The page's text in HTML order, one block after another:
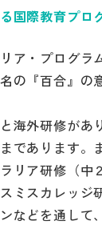
国際教育プロ
ア・プログ
の『百合』
海外研修が
であります
リア研修（中
ミスカレッ
などを通し